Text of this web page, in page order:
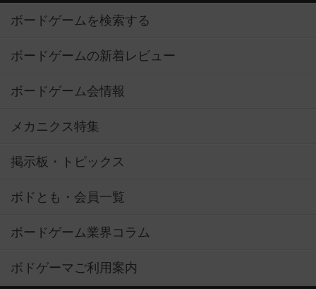
ボードゲームを検索する
ボードゲームの新着レビュー
ボードゲーム会情報
メカニクス特集
掲示板・トピックス
ボドとも・会員一覧
ボードゲーム業界コラム
ボドゲーマご利用案内